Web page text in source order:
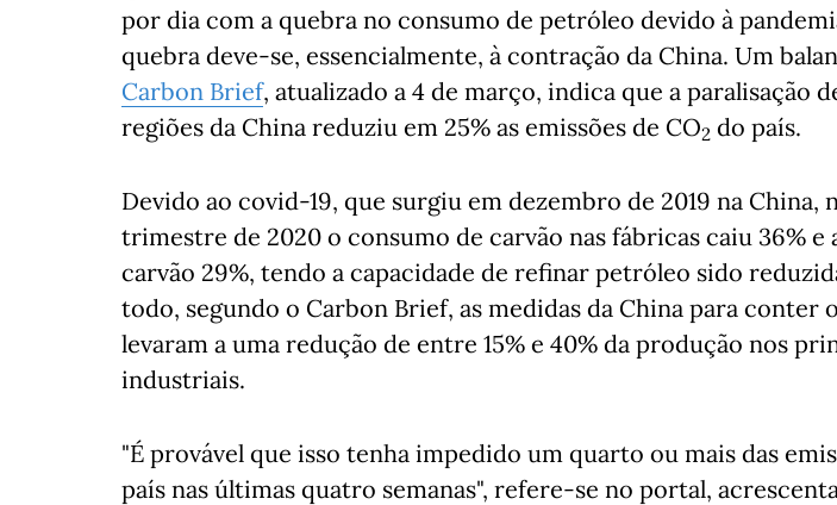
por dia com a quebra no consumo de petróleo devido à
quebra deve-se, essencialmente, à contração da China. Um
Carbon Brief, atualizado a 4 de março, indica que a paralisação
regiões da China reduziu em 25% as emissões de CO2 do país.
Devido ao covid-19, que surgiu em dezembro de 2019 na China,
trimestre de 2020 o consumo de carvão nas fábricas caiu 36% e
carvão 29%, tendo a capacidade de refinar petróleo sido
todo, segundo o Carbon Brief, as medidas da China para conter
levaram a uma redução de entre 15% e 40% da produção nos
industriais.
"É provável que isso tenha impedido um quarto ou mais das
país nas últimas quatro semanas", refere-se no portal,